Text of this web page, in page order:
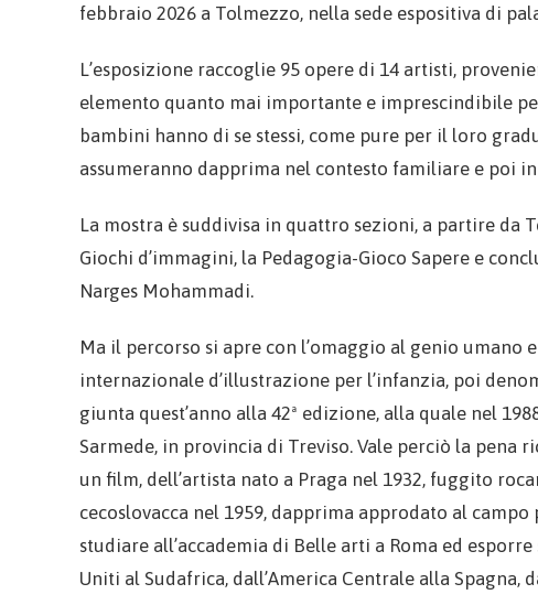
febbraio 2026 a Tolmezzo, nella sede espositiva di
L’esposizione raccoglie 95 opere di 14 artisti,
elemento quanto mai importante e imprescindibile
bambini hanno di se stessi, come pure per il loro
assumeranno dapprima nel contesto familiare e poi
La mostra è suddivisa in quattro sezioni, a partire da
Giochi d’immagini, la Pedagogia-Gioco Sapere e
Narges Mohammadi.
Ma il percorso si apre con l’omaggio al genio umano
internazionale d’illustrazione per l’infanzia, poi
giunta quest’anno alla 42ª edizione, alla quale nel
Sarmede, in provincia di Treviso. Vale perciò la pena
un film, dell’artista nato a Praga nel 1932, fuggito
cecoslovacca nel 1959, dapprima approdato al
studiare all’accademia di Belle arti a Roma ed
Uniti al Sudafrica, dall’America Centrale alla Spagna,